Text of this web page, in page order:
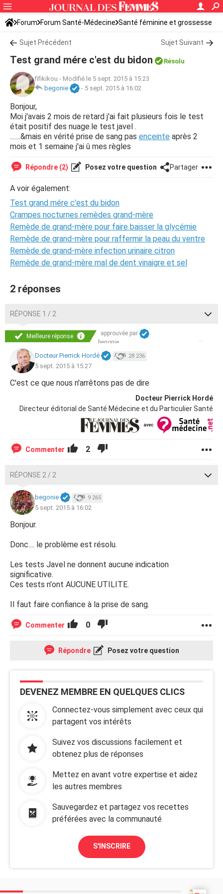
Forum Forum Santé-Médecine Santé féminine et grossesse
Sujet Précédent Sujet Suivant
Test grand mére c'est du bidon Résolu
fifikikou - Modifié le 5 sept. 2015 à 15:23
begonie
- 5 sept. 2015 à 16:02
Bonjour,
Moi j'avais 2 mois de retard j'ai fait plusieurs fois le test
était positif des nuage.le test javel .
.......&mais en vérité prise de sang pas enceinte après 2
mois et 1 semaine j'ai û mes règles
Répondre (2) Posez votre question Partager
A voir également:
Test grand mére c'est du bidon
Crampes nocturnes remèdes grand-mère
Remède de grand-mère pour faire baisser la glycémie
Remède de grand-mère pour raffermir la peau du ventre
Remède de grand-mère infection urinaire citron
Remède de grand-mère mal de dent vinaigre et sel
2 réponses
RÉPONSE 1 / 2
Meilleure réponse
approuvée par
begonie
Docteur Pierrick Hordé 28 236
5 sept. 2015 à 15:27
C'est ce que nous n'arrêtons pas de dire
Docteur Pierrick Hordé
Directeur éditorial de Santé Médecine et du Particulier Santé
Commenter 2
RÉPONSE 2 / 2
begonie 9 265
5 sept. 2015 à 16:02
Bonjour.
Donc.... le problème est résolu.
Les tests Javel ne donnent aucune indication
significative.
Ces tests n'ont AUCUNE UTILITE.
Il faut faire confiance à la prise de sang.
Commenter 0
Répondre Posez votre question
DEVENEZ MEMBRE EN QUELQUES CLICS
Connectez-vous simplement avec ceux qui
partagent vos intérêts
Suivez vos discussions facilement et
obtenez plus de réponses
Mettez en avant votre expertise et aidez
les autres membres
Sauvegardez et partagez vos recettes
préférées avec la communauté
S'INSCRIRE